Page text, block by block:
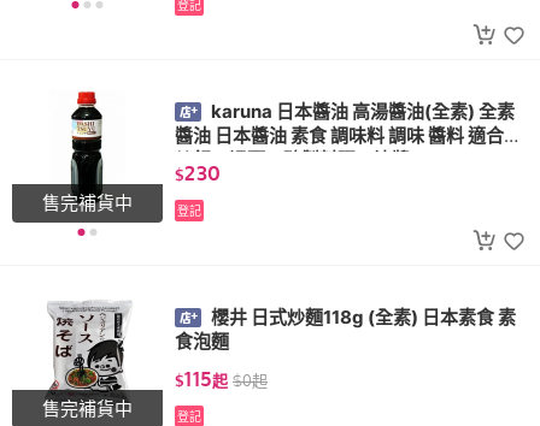
登記
售完補貨中
karuna 日本醬油 高湯醬油(全素) 全素
醬油 日本醬油 素食 調味料 調味 醬料 適合煮
炒飯、湯頭、醃製料理、沾醬
$230
登記
售完補貨中
櫻井 日式炒麵118g (全素) 日本素食 素
食泡麵
$115起 $0起
登記